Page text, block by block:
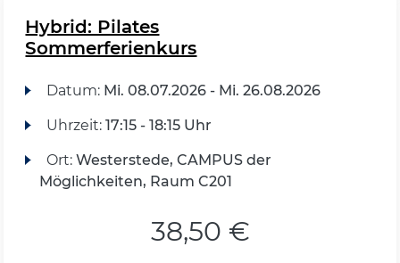
Hybrid: Pilates
Sommerferienkurs
Datum: Mi. 08.07.2026 - Mi. 26.08.2026
Uhrzeit: 17:15 - 18:15 Uhr
Ort: Westerstede, CAMPUS der
Möglichkeiten, Raum C201
38,50 €